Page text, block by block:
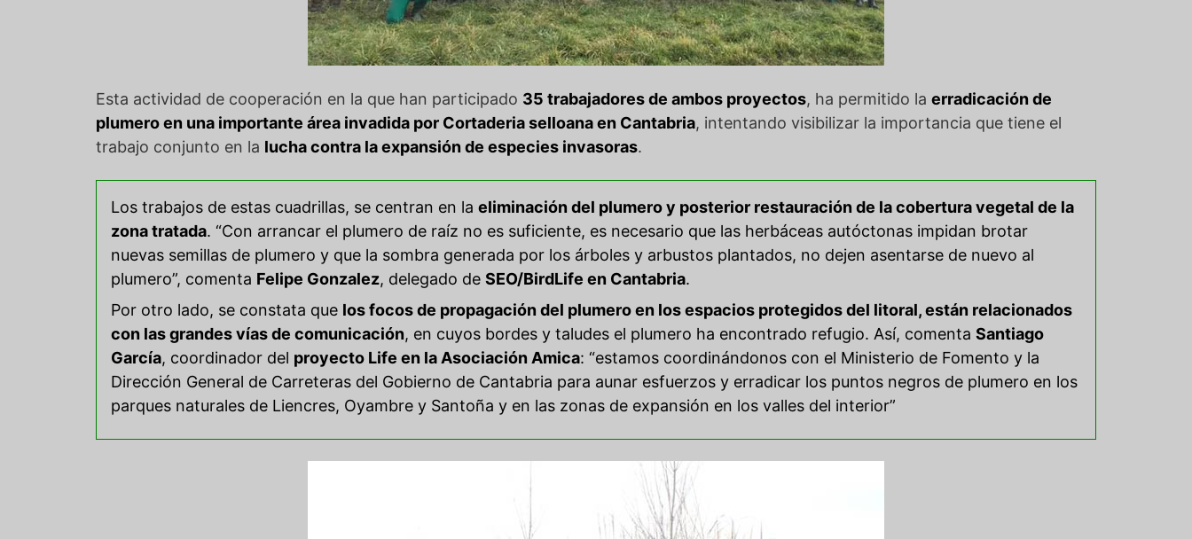
Esta actividad de cooperación en la que han participado 35 trabajadores de ambos proyectos, ha permitido la erradicación de
plumero en una importante área invadida por Cortaderia selloana en Cantabria, intentando visibilizar la importancia que tiene el
trabajo conjunto en la lucha contra la expansión de especies invasoras.
Los trabajos de estas cuadrillas, se centran en la eliminación del plumero y posterior restauración de la cobertura vegetal de la
zona tratada. “Con arrancar el plumero de raíz no es suficiente, es necesario que las herbáceas autóctonas impidan brotar
nuevas semillas de plumero y que la sombra generada por los árboles y arbustos plantados, no dejen asentarse de nuevo al
plumero”, comenta Felipe Gonzalez, delegado de SEO/BirdLife en Cantabria.
Por otro lado, se constata que los focos de propagación del plumero en los espacios protegidos del litoral, están relacionados
con las grandes vías de comunicación, en cuyos bordes y taludes el plumero ha encontrado refugio. Así, comenta Santiago
García, coordinador del proyecto Life en la Asociación Amica: “estamos coordinándonos con el Ministerio de Fomento y la
Dirección General de Carreteras del Gobierno de Cantabria para aunar esfuerzos y erradicar los puntos negros de plumero en los
parques naturales de Liencres, Oyambre y Santoña y en las zonas de expansión en los valles del interior”